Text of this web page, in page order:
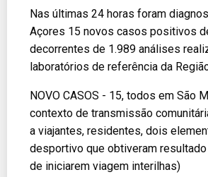
Nas últimas 24 horas foram
Açores 15 novos casos positivos
decorrentes de 1.989 análises
laboratórios de referência da
NOVO CASOS - 15, todos em São
contexto de transmissão
a viajantes, residentes, dois
desportivo que obtiveram
de iniciarem viagem interilhas)